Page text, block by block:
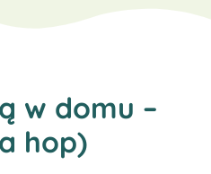
w domu –
hop)